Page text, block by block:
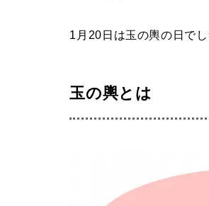
1月20日は玉の輿の日でし
玉の輿とは